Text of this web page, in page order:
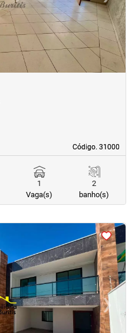
Código. 31000
Código. 31000
1
Vaga(s)
2
banho(s)
›Next